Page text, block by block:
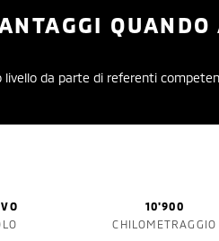
livello da parte di referenti
10'900
CHILOMETRAGGIO